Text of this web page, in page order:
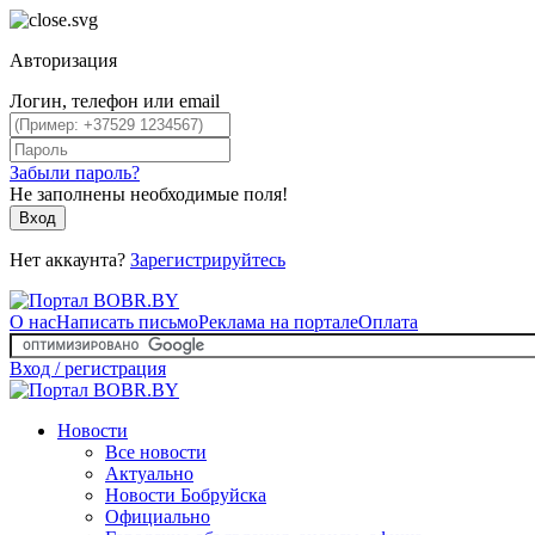
Авторизация
Логин, телефон или email
Забыли пароль?
Не заполнены необходимые поля!
Вход
Нет аккаунта? Зарегистрируйтесь
О насНаписать письмоРеклама на порталеОплата
Вход / регистрация
Новости
Все новости
Актуально
Новости Бобруйска
Официально